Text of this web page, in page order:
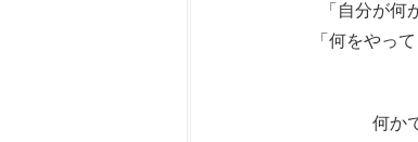
「自分が
「何をやっ
何か